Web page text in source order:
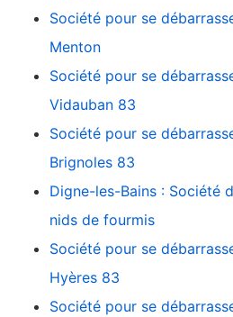
Société pour se
Menton
Société pour se
Vidauban 83
Société pour se
Brignoles 83
Digne-les-Bains : Société
nids de fourmis
Société pour se
Hyères 83
Société pour se